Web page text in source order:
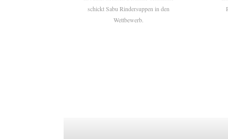
schickt Sabu Rindersuppen in den
Wettbewerb.